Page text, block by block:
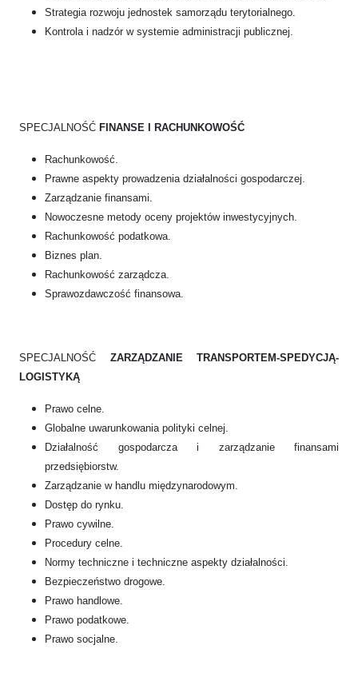
Strategia rozwoju jednostek samorządu terytorialnego.
Kontrola i nadzór w systemie administracji publicznej.
SPECJALNOŚĆ FINANSE I RACHUNKOWOŚĆ
Rachunkowość.
Prawne aspekty prowadzenia działalności gospodarczej.
Zarządzanie finansami.
Nowoczesne metody oceny projektów inwestycyjnych.
Rachunkowość podatkowa.
Biznes plan.
Rachunkowość zarządcza.
Sprawozdawczość finansowa.
SPECJALNOŚĆ ZARZĄDZANIE TRANSPORTEM-SPEDYCJĄ-
LOGISTYKĄ
Prawo celne.
Globalne uwarunkowania polityki celnej.
Działalność gospodarcza i zarządzanie finansami
przedsiębiorstw.
Zarządzanie w handlu międzynarodowym.
Dostęp do rynku.
Prawo cywilne.
Procedury celne.
Normy techniczne i techniczne aspekty działalności.
Bezpieczeństwo drogowe.
Prawo handlowe.
Prawo podatkowe.
Prawo socjalne.